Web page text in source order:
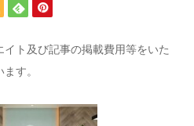
ト及び記事の掲載費用等をいた
す。